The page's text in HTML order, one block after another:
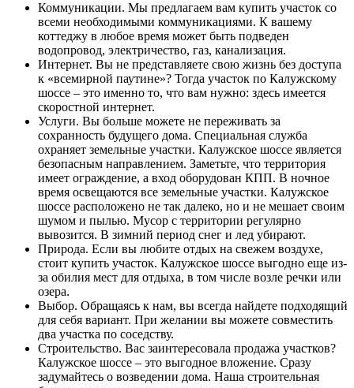
Коммуникации. Мы предлагаем вам купить участок со
всеми необходимыми коммуникациями. К вашему
коттеджу в любое время может быть подведен
водопровод, электричество, газ, канализация.
Интернет. Вы не представляете свою жизнь без доступа
к «всемирной паутине»? Тогда участок по Калужскому
шоссе – это именно то, что вам нужно: здесь имеется
скоростной интернет.
Услуги. Вы больше можете не переживать за
сохранность будущего дома. Специальная служба
охраняет земельные участки. Калужское шоссе является
безопасным направлением. Заметьте, что территория
имеет ограждение, а вход оборудован КПП. В ночное
время освещаются все земельные участки. Калужское
шоссе расположено не так далеко, но и не мешает своим
шумом и пылью. Мусор с территории регулярно
вывозится. В зимний период снег и лед убирают.
Природа. Если вы любите отдых на свежем воздухе,
стоит купить участок. Калужское шоссе выгодно еще из-
за обилия мест для отдыха, в том числе возле речки или
озера.
Выбор. Обращаясь к нам, вы всегда найдете подходящий
для себя вариант. При желании вы можете совместить
два участка по соседству.
Строительство. Вас заинтересовала продажа участков?
Калужское шоссе – это выгодное вложение. Сразу
задумайтесь о возведении дома. Наша строительная